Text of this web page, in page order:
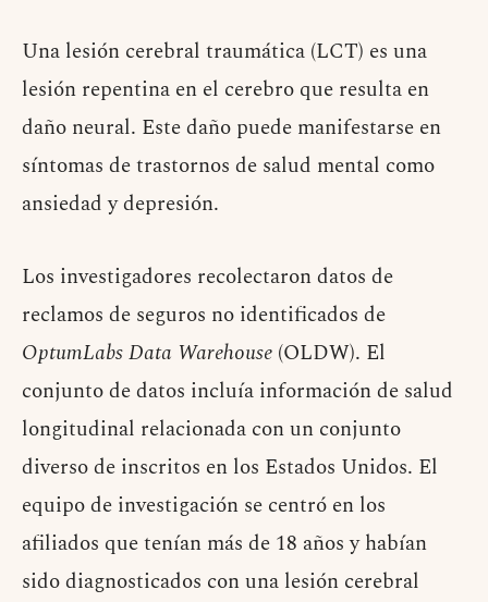
Una lesión cerebral traumática (LCT) es una
lesión repentina en el cerebro que resulta en
daño neural. Este daño puede manifestarse en
síntomas de trastornos de salud mental como
ansiedad y depresión.
Los investigadores recolectaron datos de
reclamos de seguros no identificados de
OptumLabs Data Warehouse (OLDW). El
conjunto de datos incluía información de salud
longitudinal relacionada con un conjunto
diverso de inscritos en los Estados Unidos. El
equipo de investigación se centró en los
afiliados que tenían más de 18 años y habían
sido diagnosticados con una lesión cerebral